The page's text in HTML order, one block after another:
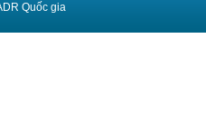
Quốc gia